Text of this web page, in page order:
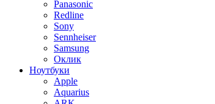
Panasonic
Redline
Sony
Sennheiser
Samsung
Оклик
Ноутбуки
Apple
Aquarius